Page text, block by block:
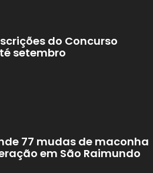
do Concurso
setembro
77 mudas de maconha
em São Raimundo